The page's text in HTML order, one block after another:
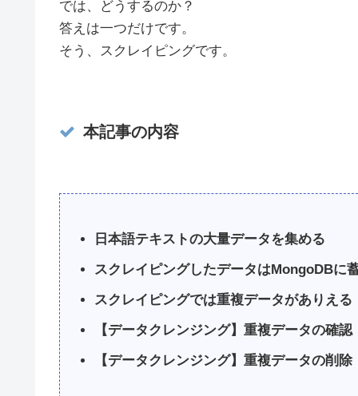
では、どうするのか？
答えは一つだけです。
そう、スクレイピングです。
本記事の内容
日本語テキストの大量データを集める
スクレイピングしたデータはMongoDBに
スクレイピングでは重複データがありえる
【データクレンジング】重複データの確認
【データクレンジング】重複データの削除